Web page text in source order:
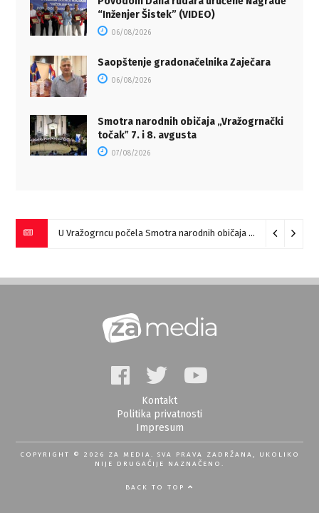
“Inženjer Šistek” (VIDEO)
06/08/2026
Saopštenje gradonačelnika Zaječara
06/08/2026
Smotra narodnih običaja „Vražogrnački
točakˮ 7. i 8. avgusta
07/08/2026
U Vražogrncu počela Smotra narodnih običaja „Vražogrnački točak“
Kontakt
Politika privatnosti
Impresum
COPYRIGHT © 2026 ZA MEDIA. SVA PRAVA ZADRŽANA, UKOLIKO
NIJE DRUGAČIJE NAZNAČENO.
BACK TO TOP